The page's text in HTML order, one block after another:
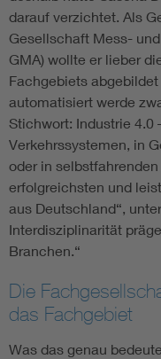
darauf verzichtet. Als
Gesellschaft Mess-
GMA) wollte er lieber
Fachgebiets
automatisiert werde
Stichwort: Industrie 4.0
Verkehrssystemen, in
oder in
erfolgreichsten und
aus Deutschland“,
Interdisziplinarität
Branchen.“
Die
das Fachgebiet
Was das genau